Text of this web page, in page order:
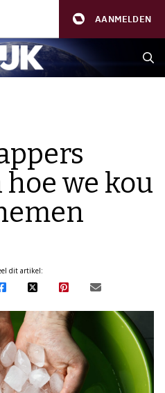
AANMELDEN
we kou
dit artikel: